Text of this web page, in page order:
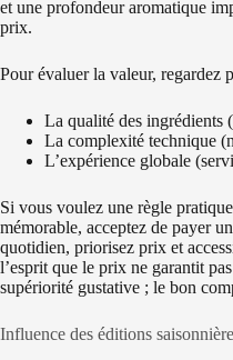
et une profondeur aromatique
prix.
Pour évaluer la valeur, regardez
La qualité des ingrédients
La complexité technique
L’expérience globale
Si vous voulez une règle
mémorable, acceptez de payer
quotidien, priorisez prix et
l’esprit que le prix ne garantit
supériorité gustative ; le bon
Influence des éditions